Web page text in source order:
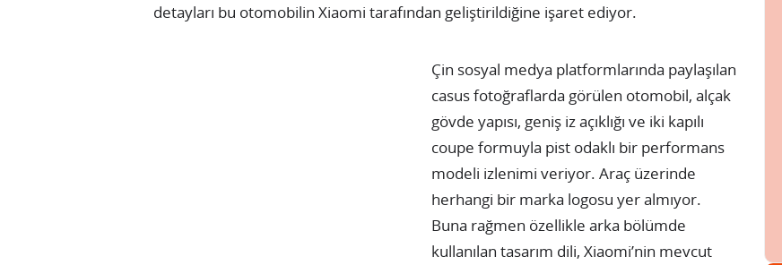
detayları bu otomobilin Xiaomi tarafından geliştirildiğine işaret ediyor.
Çin sosyal medya platformlarında paylaşılan
casus fotoğraflarda görülen otomobil, alçak
gövde yapısı, geniş iz açıklığı ve iki kapılı
coupe formuyla pist odaklı bir performans
modeli izlenimi veriyor. Araç üzerinde
herhangi bir marka logosu yer almıyor.
Buna rağmen özellikle arka bölümde
kullanılan tasarım dili, Xiaomi’nin mevcut